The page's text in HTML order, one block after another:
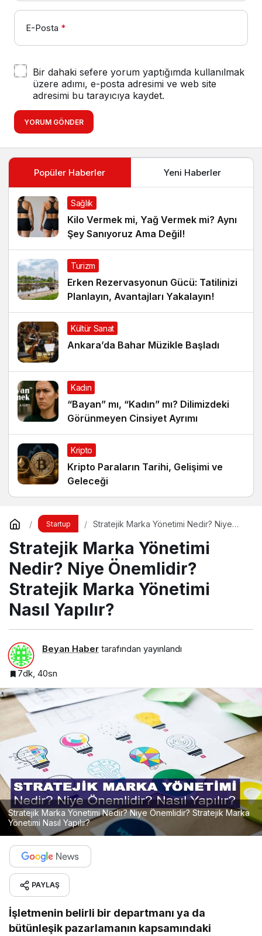
E-Posta *
Bir dahaki sefere yorum yaptığımda kullanılmak
üzere adımı, e-posta adresimi ve web site
adresimi bu tarayıcıya kaydet.
YORUM GÖNDER
Popüler Haberler Yeni Haberler
Sağlık
Kilo Vermek mi, Yağ Vermek mi? Aynı
Şey Sanıyoruz Ama Değil!
Turizm
Erken Rezervasyonun Gücü: Tatilinizi
Planlayın, Avantajları Yakalayın!
Kültür Sanat
Ankara’da Bahar Müzikle Başladı
Kadın
“Bayan” mı, “Kadın” mı? Dilimizdeki
Görünmeyen Cinsiyet Ayrımı
Kripto
Kripto Paraların Tarihi, Gelişimi ve
Geleceği
Startup
Stratejik Marka Yönetimi Nedir? Niye
Nasıl Yapılır?
Stratejik Marka Yönetimi
Nedir? Niye Önemlidir?
Stratejik Marka Yönetimi
Nasıl Yapılır?
Beyan Haber tarafından yayınlandı
7dk, 40sn
Stratejik Marka Yönetimi Nedir? Niye Önemlidir? Stratejik Marka
Yönetimi Nasıl Yapılır?
PAYLAŞ
İşletmenin belirli bir departmanı ya da
bütünleşik pazarlamanın kapsamındaki